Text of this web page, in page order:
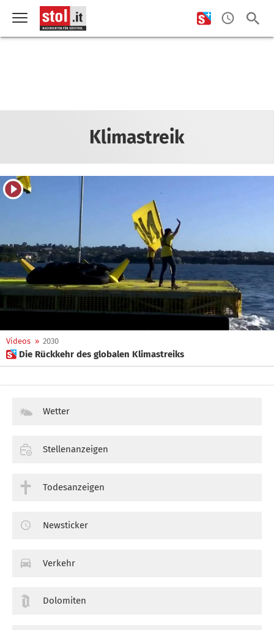
Klimastreik
Videos » 2030
 Die Rückkehr des globalen Klimastreiks
Wetter
Stellenanzeigen
Todesanzeigen
Newsticker
Verkehr
Dolomiten